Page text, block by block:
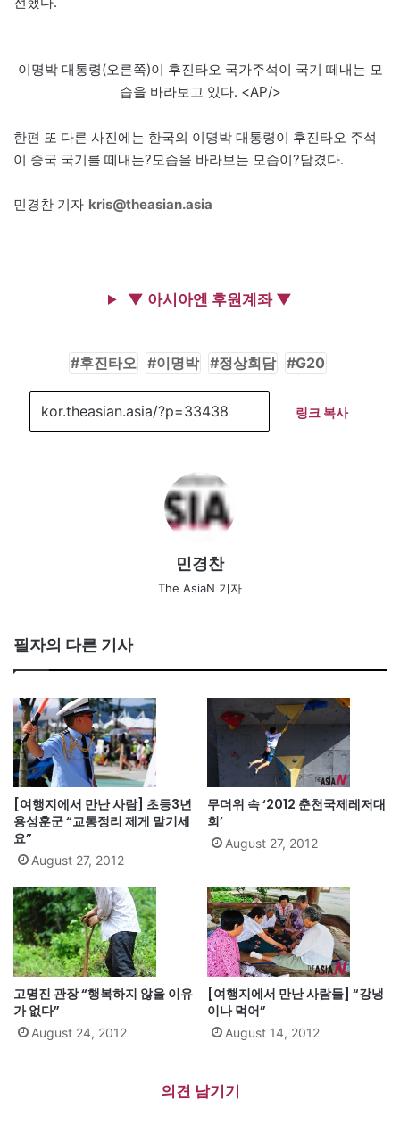
이명박 대통령(오른쪽)이 후진타오 국가주석이 국기 떼내는 모
습을 바라보고 있다. <AP/>
한편 또 다른 사진에는 한국의 이명박 대통령이 후진타오 주석
이 중국 국기를 떼내는?모습을 바라보는 모습이?담겼다.
민경찬 기자 kris@theasian.asia
▼ 아시아엔 후원계좌 ▼
후진타오 이명박 정상회담 G20
링크 복사
민경찬
The AsiaN 기자
필자의 다른 기사
[여행지에서 만난 사람] 초등3년
용성훈군 “교통정리 제게 맡기세
요”
August 27, 2012
무더위 속 ‘2012 춘천국제레저대
회’
August 27, 2012
고명진 관장 “행복하지 않을 이유
가 없다”
August 24, 2012
[여행지에서 만난 사람들] “강냉
이나 먹어”
August 14, 2012
의견 남기기